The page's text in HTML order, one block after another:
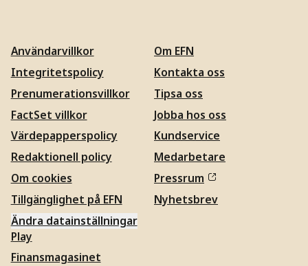
Användarvillkor
Integritetspolicy
Prenumerationsvillkor
FactSet villkor
Värdepapperspolicy
Redaktionell policy
Om cookies
Tillgänglighet på EFN
Ändra datainställningar
Om EFN
Kontakta oss
Tipsa oss
Jobba hos oss
Kundservice
Medarbetare
Pressrum
Nyhetsbrev
Play
Finansmagasinet